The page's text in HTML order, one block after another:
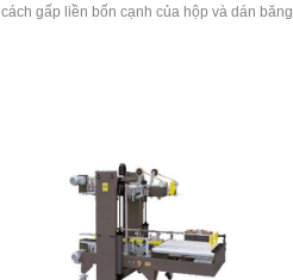
cách gấp liền bốn cạnh của hộp và dán băng